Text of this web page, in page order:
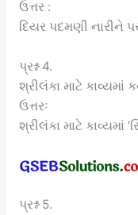
ઉત્તર :
દિયર પદમણી નારીને
પ્રશ્ન 4.
શ્રીલંકા માટે કાવ્યમાં
ઉત્તરઃ
શ્રીલંકા માટે કાવ્યમાં
પ્રશ્ન 5.